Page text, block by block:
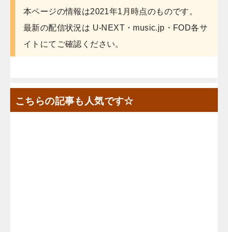
本ページの情報は2021年1月時点のものです。
最新の配信状況は U-NEXT・music.jp・FOD各サ
イトにてご確認ください。
こちらの記事も人気です☆